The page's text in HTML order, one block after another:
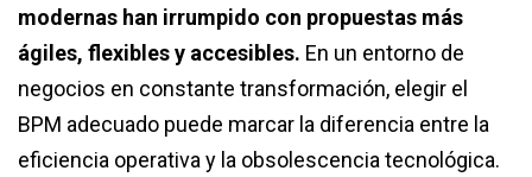
modernas han irrumpido con propuestas más
ágiles, flexibles y accesibles. En un entorno de
negocios en constante transformación, elegir el
BPM adecuado puede marcar la diferencia entre la
eficiencia operativa y la obsolescencia tecnológica.